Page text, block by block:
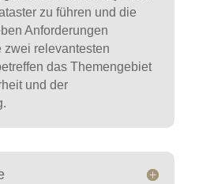
zu führen und die
Anforderungen
zwei relevantesten
das Themengebiet
und der